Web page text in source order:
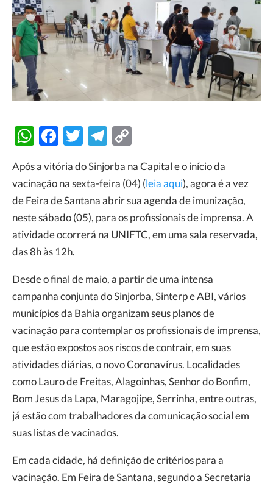
WhatsApp
Facebook
TwitterTelegram
Após a vitória do Sinjorba na Capital e o início da
vacinação na sexta-feira (04) (leia aqui), agora é a vez
de Feira de Santana abrir sua agenda de imunização,
neste sábado (05), para os profissionais de imprensa. A
atividade ocorrerá na UNIFTC, em uma sala reservada,
das 8h às 12h.
Desde o final de maio, a partir de uma intensa
campanha conjunta do Sinjorba, Sinterp e ABI, vários
municípios da Bahia organizam seus planos de
vacinação para contemplar os profissionais de imprensa,
que estão expostos aos riscos de contrair, em suas
atividades diárias, o novo Coronavírus. Localidades
como Lauro de Freitas, Alagoinhas, Senhor do Bonfim,
Bom Jesus da Lapa, Maragojipe, Serrinha, entre outras,
já estão com trabalhadores da comunicação social em
suas listas de vacinados.
Em cada cidade, há definição de critérios para a
vacinação. Em Feira de Santana, segundo a Secretaria